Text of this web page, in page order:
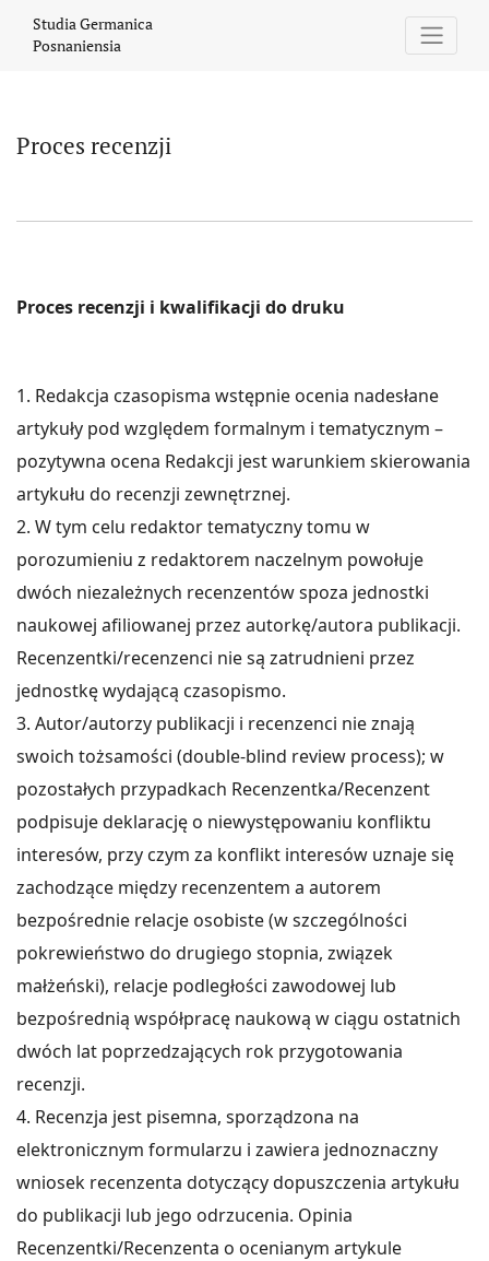
Proces recenzji
Studia Germanica
Posnaniensia
Proces recenzji
Proces recenzji i kwalifikacji do druku
1. Redakcja czasopisma wstępnie ocenia nadesłane
artykuły pod względem formalnym i tematycznym –
pozytywna ocena Redakcji jest warunkiem skierowania
artykułu do recenzji zewnętrznej.
2. W tym celu redaktor tematyczny tomu w
porozumieniu z redaktorem naczelnym powołuje
dwóch niezależnych recenzentów spoza jednostki
naukowej afiliowanej przez autorkę/autora publikacji.
Recenzentki/recenzenci nie są zatrudnieni przez
jednostkę wydającą czasopismo.
3. Autor/autorzy publikacji i recenzenci nie znają
swoich tożsamości (double-blind review process); w
pozostałych przypadkach Recenzentka/Recenzent
podpisuje deklarację o niewystępowaniu konfliktu
interesów, przy czym za konflikt interesów uznaje się
zachodzące między recenzentem a autorem
bezpośrednie relacje osobiste (w szczególności
pokrewieństwo do drugiego stopnia, związek
małżeński), relacje podległości zawodowej lub
bezpośrednią współpracę naukową w ciągu ostatnich
dwóch lat poprzedzających rok przygotowania
recenzji.
4. Recenzja jest pisemna, sporządzona na
elektronicznym formularzu i zawiera jednoznaczny
wniosek recenzenta dotyczący dopuszczenia artykułu
do publikacji lub jego odrzucenia. Opinia
Recenzentki/Recenzenta o ocenianym artykule